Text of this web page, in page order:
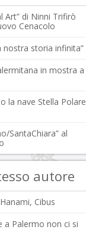
Art” di Ninni Trifirò
Cenacolo
nostra storia infinita”
in mostra a
la nave Stella Polare
SantaChiara” al
autore
Cibus
a Palermo non ci si